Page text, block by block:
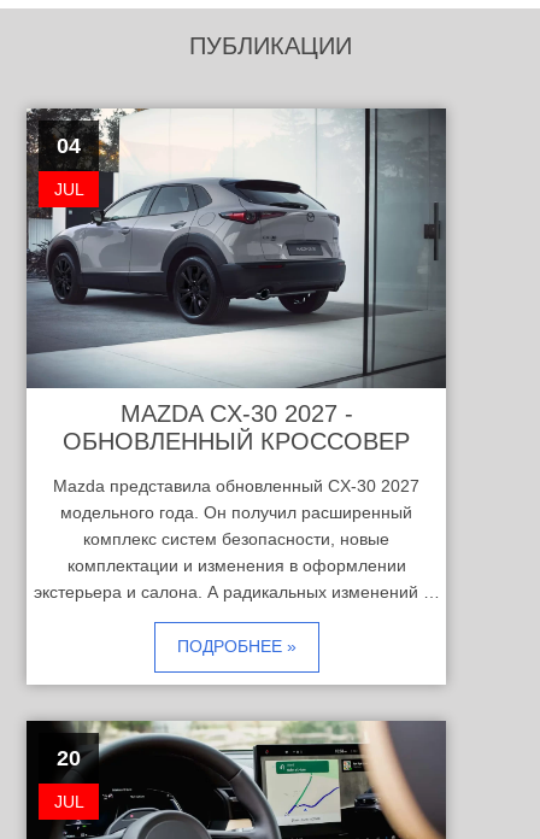
ПУБЛИКАЦИИ
04
JUL
MAZDA CX-30 2027 -
ОБНОВЛЕННЫЙ КРОССОВЕР
Mazda представила обновленный CX-30 2027
модельного года. Он получил расширенный
комплекс систем безопасности, новые
комплектации и изменения в оформлении
экстерьера и салона. А радикальных изменений …
ПОДРОБНЕЕ »
20
JUL